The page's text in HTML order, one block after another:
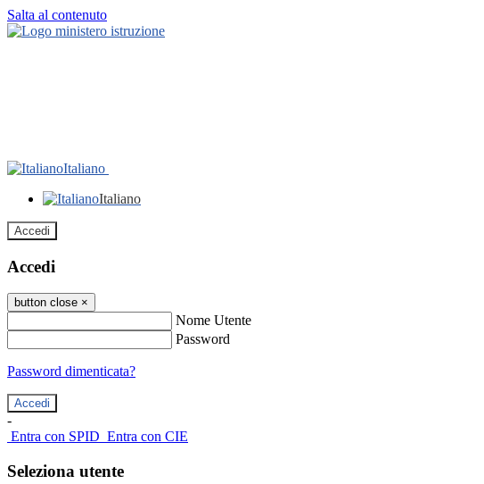
Salta al contenuto
Italiano
Italiano
Accedi
Accedi
button close ×
Nome Utente
Password
Password dimenticata?
-
Entra con SPID Entra con CIE
Seleziona utente